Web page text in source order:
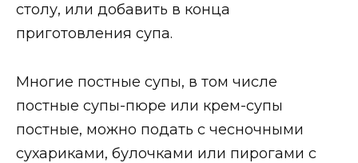
столу, или добавить в конца
приготовления супа.
Многие постные супы, в том числе
постные супы-пюре или крем-супы
постные, можно подать с чесночными
сухариками, булочками или пирогами с